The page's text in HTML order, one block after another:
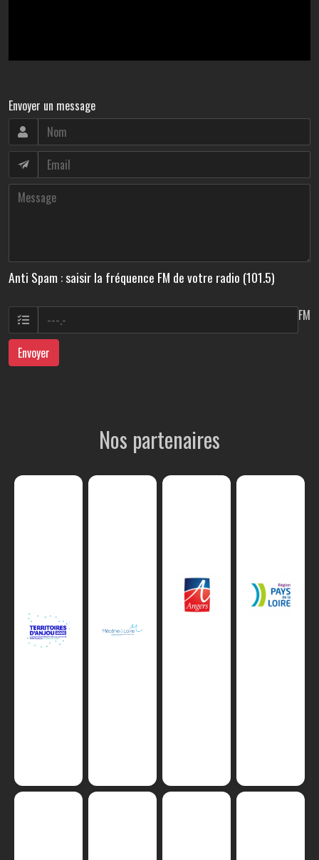
Envoyer un message
Anti Spam : saisir la fréquence FM de votre radio (101.5)
FM
Envoyer
Nos partenaires